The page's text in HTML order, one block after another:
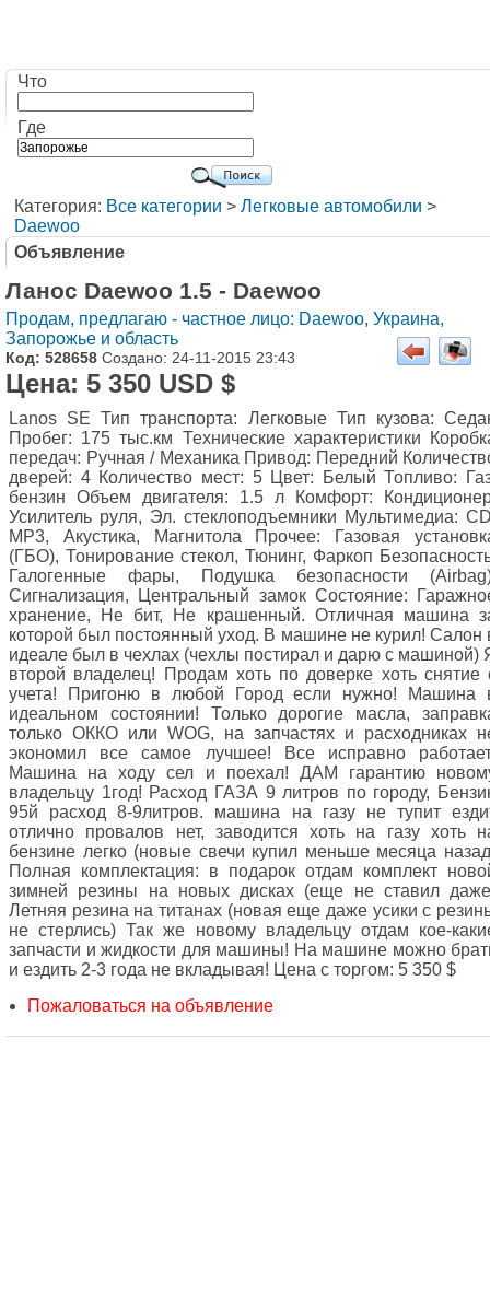
Что
Где
Категория: Все категории > Легковые автомобили >
Daewoo
Объявление
Ланос Daewoo 1.5 - Daewoo
Продам, предлагаю - частное лицо: Daewoo, Украина,
Запорожье и область
Код: 528658 Создано: 24-11-2015 23:43
Цена: 5 350 USD $
Lanos SE Тип транспорта: Легковые Тип кузова:
Пробег: 175 тыс.км Технические характеристики
передач: Ручная / Механика Привод: Передний
дверей: 4 Количество мест: 5 Цвет: Белый Топливо:
бензин Объем двигателя: 1.5 л Комфорт:
Усилитель руля, Эл. стеклоподъемники Мультимедиа:
MP3, Акустика, Магнитола Прочее: Газовая
(ГБО), Тонирование стекол, Тюнинг, Фаркоп
Галогенные фары, Подушка безопасности
Сигнализация, Центральный замок Состояние:
хранение, Не бит, Не крашенный. Отличная машина
которой был постоянный уход. В машине не курил! Салон
идеале был в чехлах (чехлы постирал и дарю с машиной)
второй владелец! Продам хоть по доверке хоть снятие
учета! Пригоню в любой Город если нужно! Машина
идеальном состоянии! Только дорогие масла,
только ОККО или WOG, на запчастях и расходниках
экономил все самое лучшее! Все исправно
Машина на ходу сел и поехал! ДАМ гарантию
владельцу 1год! Расход ГАЗА 9 литров по городу,
95й расход 8-9литров. машина на газу не тупит
отлично провалов нет, заводится хоть на газу хоть
бензине легко (новые свечи купил меньше месяца
Полная комплектация: в подарок отдам комплект
зимней резины на новых дисках (еще не ставил
Летняя резина на титанах (новая еще даже усики с
не стерлись) Так же новому владельцу отдам кое-
запчасти и жидкости для машины! На машине можно
и ездить 2-3 года не вкладывая! Цена с торгом: 5 350 $
Пожаловаться на объявление